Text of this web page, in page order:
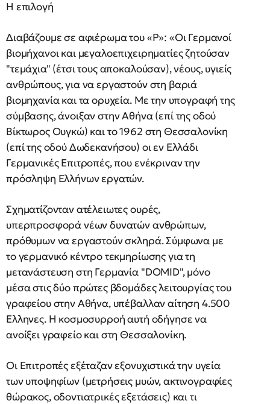
Η επιλογή
Διαβάζουμε σε αφιέρωμα του «Ρ»: «Οι Γερμανοί
βιομήχανοι και μεγαλοεπιχειρηματίες ζητούσαν
"τεμάχια" (έτσι τους αποκαλούσαν), νέους, υγιείς
ανθρώπους, για να εργαστούν στη βαριά
βιομηχανία και τα ορυχεία. Με την υπογραφή της
σύμβασης, άνοιξαν στην Αθήνα (επί της οδού
Βίκτωρος Ουγκώ) και το 1962 στη Θεσσαλονίκη
(επί της οδού Δωδεκανήσου) οι εν Ελλάδι
Γερμανικές Επιτροπές, που ενέκριναν την
πρόσληψη Ελλήνων εργατών.
Σχηματίζονταν ατέλειωτες ουρές,
υπερπροσφορά νέων δυνατών ανθρώπων,
πρόθυμων να εργαστούν σκληρά. Σύμφωνα με
το γερμανικό κέντρο τεκμηρίωσης για τη
μετανάστευση στη Γερμανία "DOMID", μόνο
μέσα στις δύο πρώτες βδομάδες λειτουργίας του
γραφείου στην Αθήνα, υπέβαλλαν αίτηση 4.500
Ελληνες. Η κοσμοσυρροή αυτή οδήγησε να
ανοίξει γραφείο και στη Θεσσαλονίκη.
Οι Επιτροπές εξέταζαν εξονυχιστικά την υγεία
των υποψηφίων (μετρήσεις μυών, ακτινογραφίες
θώρακος, οδοντιατρικές εξετάσεις) και τι